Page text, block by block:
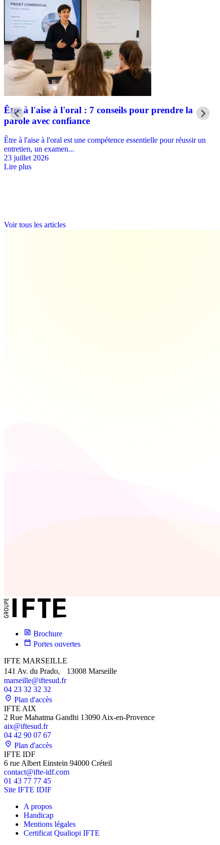
Être à l'aise à l'oral : 7 conseils pour prendre la
parole avec confiance
Être à l'aise à l'oral est une compétence essentielle pour réussir un
entretien, un examen...
23 juillet 2026
Lire plus
Voir tous les articles
Brochure
Portes ouvertes
IFTE MARSEILLE
141 Av. du Prado, 13008 Marseille
marseille@iftesud.fr
04 23 32 32 32
Plan d'accès
IFTE AIX
2 Rue Mahatma Gandhi 13090 Aix-en-Provence
aix@iftesud.fr
04 42 90 07 67
Plan d'accès
IFTE IDF
6 rue Albert Einstein 94000 Créteil
contact@ifte-idf.com
01 43 77 77 45
Site IFTE IDIF
A propos
Handicap
Mentions légales
Certificat Qualiopi IFTE